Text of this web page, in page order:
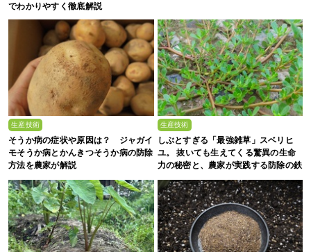
でわかりやすく徹底解説
生産技術
そうか病の症状や原因は？ ジャガイ
モそうか病とかんきつそうか病の防除
方法を農家が解説
生産技術
しぶとすぎる「最強雑草」スベリヒ
ユ。 抜いても生えてくる驚異の生命
力の秘密と、農家が実践する防除の鉄
則